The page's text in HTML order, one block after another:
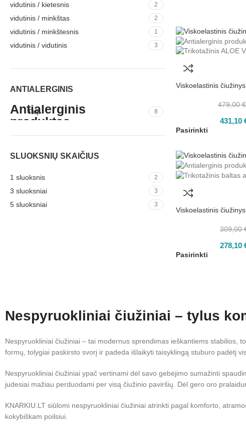
vidutinis / kietesnis 2
vidutinis / minkštas 2
vidutinis / minkštesnis 1
vidutinis / vidutinis 3
ANTIALERGINIS
Taip 8
SLUOKSNIŲ SKAIČIUS
1 sluoksnis 2
3 sluoksniai 3
5 sluoksniai 3
Viskoelastinis
479,00€
431,10
Pasirinkti
Viskoelastinis
309,00
278,10
Pasirinkti
Nespyruokliniai čiužiniai – tylus
Nespyruokliniai čiužiniai – tai modernus sprendimas ieškantiems stabilios,
formų, tolygiai paskirsto svorį ir padeda išlaikyti taisyklingą stuburo padėtį
Nespyruokliniai čiužiniai ypač vertinami dėl savo gebėjimo sumažinti
judesiai mažiau perduodami per visą čiužinio paviršių. Dėl gero oro
KNARKIU.LT siūlomi nespyruokliniai čiužiniai atrinkti pagal komforto,
kokybiškam poilsiui.